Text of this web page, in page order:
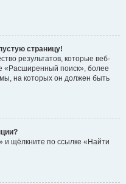
страницу!
результатов, которые веб-
«Расширенный поиск», более
на которых он должен быть
и щёлкните по ссылке «Найти